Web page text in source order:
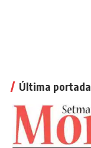
Última portada